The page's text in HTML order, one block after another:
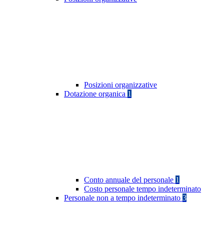
Posizioni organizzative
Dotazione organica 1
Conto annuale del personale 1
Costo personale tempo indeterminato
Personale non a tempo indeterminato 3